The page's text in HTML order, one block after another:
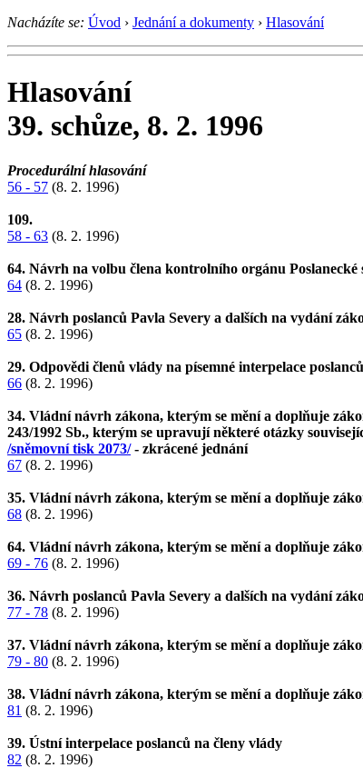
Nacházíte se: Úvod › Jednání a dokumenty › Hlasování
Hlasování
39. schůze, 8. 2. 1996
Procedurální hlasování
56 - 57 (8. 2. 1996)
109.
58 - 63 (8. 2. 1996)
64. Návrh na volbu člena kontrolního orgánu
64 (8. 2. 1996)
28. Návrh poslanců Pavla Severy a dalších na vydání
65 (8. 2. 1996)
29. Odpovědi členů vlády na písemné interpelace poslanců
66 (8. 2. 1996)
34. Vládní návrh zákona, kterým se mění a doplňuje
243/1992 Sb., kterým se upravují některé otázky
/sněmovní tisk 2073/- zkrácené jednání
67 (8. 2. 1996)
35. Vládní návrh zákona, kterým se mění a doplňuje
68 (8. 2. 1996)
64. Vládní návrh zákona, kterým se mění a doplňuje
69 - 76 (8. 2. 1996)
36. Návrh poslanců Pavla Severy a dalších na vydání
77 - 78 (8. 2. 1996)
37. Vládní návrh zákona, kterým se mění a doplňuje
79 - 80 (8. 2. 1996)
38. Vládní návrh zákona, kterým se mění a doplňuje
81 (8. 2. 1996)
39. Ústní interpelace poslanců na členy vlády
82 (8. 2. 1996)